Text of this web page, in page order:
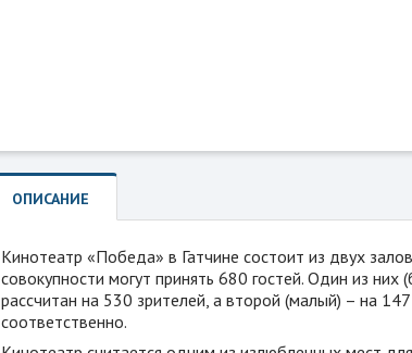
ОПИСАНИЕ
Кинотеатр «Победа» в Гатчине состоит из двух
совокупности могут принять 680 гостей. Один из них
рассчитан на 530 зрителей, а второй (малый) – на 147
соответственно.